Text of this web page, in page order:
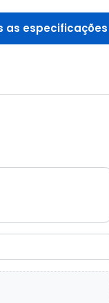
as especificações